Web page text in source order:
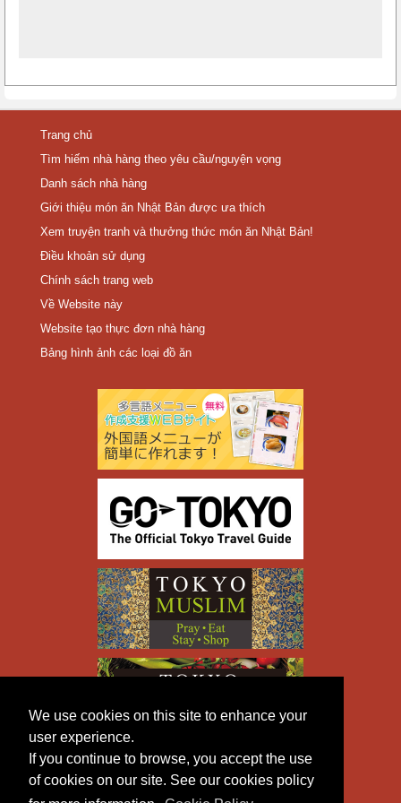
We use cookies on this site to enhance your
user experience.
If you continue to browse, you accept the use
of cookies on our site. See our cookies policy
Trang chủ
Tìm hiếm nhà hàng theo yêu cầu/nguyện vọng
Danh sách nhà hàng
Giới thiệu món ăn Nhật Bản được ưa thích
Xem truyện tranh và thưởng thức món ăn Nhật Bản!
Điều khoản sử dụng
Chính sách trang web
Về Website này
Website tạo thực đơn nhà hàng
Bảng hình ảnh các loại đồ ăn